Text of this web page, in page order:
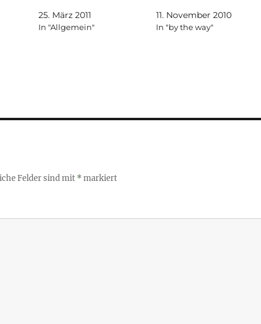
25. März 2011
In "Allgemein"
11. November 2010
In "by the way"
Felder sind mit *markiert